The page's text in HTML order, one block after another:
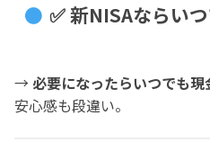
✅ 新NISAならい
→ 必要になったらいつでも現
安心感も段違い。